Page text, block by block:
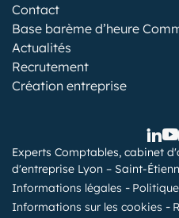
Contact
Base barème d’heure
Actualités
Recrutement
Création entreprise
Experts Comptables, cabinet
d'entreprise Lyon – Saint-
Informations légales
Informations sur les cookies